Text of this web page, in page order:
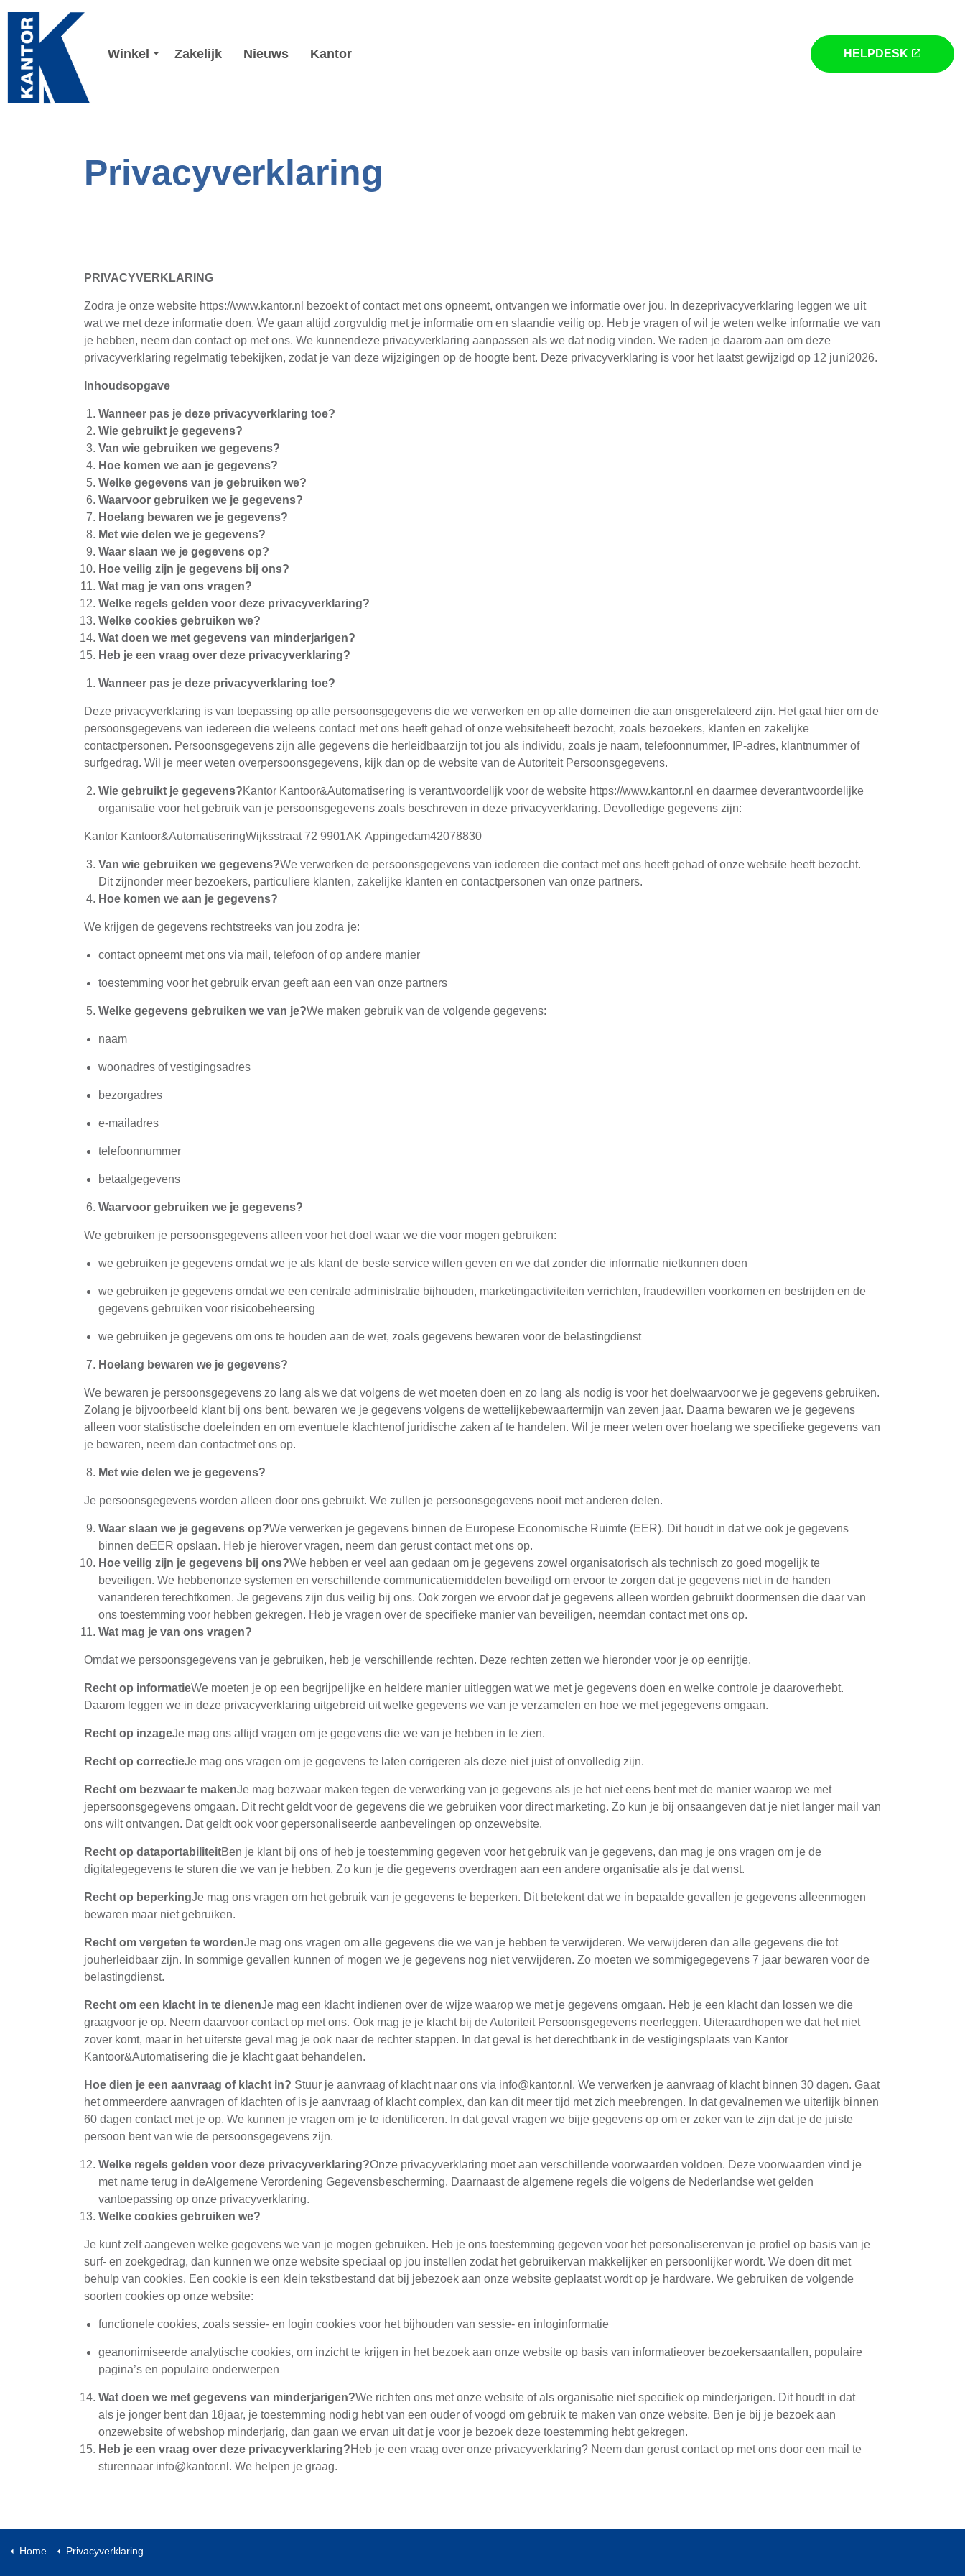
Winkel Zakelijk Nieuws Kantor HELPDESK
Privacyverklaring
PRIVACYVERKLARING
Zodra je onze website https://www.kantor.nl bezoekt of contact met ons opneemt, ontvangen we informatie over jou. In dezeprivacyverklaring leggen we uit
wat we met deze informatie doen. We gaan altijd zorgvuldig met je informatie om en slaandie veilig op. Heb je vragen of wil je weten welke informatie we van
je hebben, neem dan contact op met ons. We kunnendeze privacyverklaring aanpassen als we dat nodig vinden. We raden je daarom aan om deze
privacyverklaring regelmatig tebekijken, zodat je van deze wijzigingen op de hoogte bent. Deze privacyverklaring is voor het laatst gewijzigd op 12 juni2026.
Inhoudsopgave
Wanneer pas je deze privacyverklaring toe?
Wie gebruikt je gegevens?
Van wie gebruiken we gegevens?
Hoe komen we aan je gegevens?
Welke gegevens van je gebruiken we?
Waarvoor gebruiken we je gegevens?
Hoelang bewaren we je gegevens?
Met wie delen we je gegevens?
Waar slaan we je gegevens op?
Hoe veilig zijn je gegevens bij ons?
Wat mag je van ons vragen?
Welke regels gelden voor deze privacyverklaring?
Welke cookies gebruiken we?
Wat doen we met gegevens van minderjarigen?
Heb je een vraag over deze privacyverklaring?
Wanneer pas je deze privacyverklaring toe?
Deze privacyverklaring is van toepassing op alle persoonsgegevens die we verwerken en op alle domeinen die aan onsgerelateerd zijn. Het gaat hier om de
persoonsgegevens van iedereen die weleens contact met ons heeft gehad of onze websiteheeft bezocht, zoals bezoekers, klanten en zakelijke
contactpersonen. Persoonsgegevens zijn alle gegevens die herleidbaarzijn tot jou als individu, zoals je naam, telefoonnummer, IP-adres, klantnummer of
surfgedrag. Wil je meer weten overpersoonsgegevens, kijk dan op de website van de Autoriteit Persoonsgegevens.
Wie gebruikt je gegevens?Kantor Kantoor&Automatisering is verantwoordelijk voor de website https://www.kantor.nl en daarmee deverantwoordelijke
organisatie voor het gebruik van je persoonsgegevens zoals beschreven in deze privacyverklaring. Devolledige gegevens zijn:
Kantor Kantoor&AutomatiseringWijksstraat 72 9901AK Appingedam42078830
Van wie gebruiken we gegevens?We verwerken de persoonsgegevens van iedereen die contact met ons heeft gehad of onze website heeft bezocht.
Dit zijnonder meer bezoekers, particuliere klanten, zakelijke klanten en contactpersonen van onze partners.
Hoe komen we aan je gegevens?
We krijgen de gegevens rechtstreeks van jou zodra je:
contact opneemt met ons via mail, telefoon of op andere manier
toestemming voor het gebruik ervan geeft aan een van onze partners
Welke gegevens gebruiken we van je?We maken gebruik van de volgende gegevens:
naam
woonadres of vestigingsadres
bezorgadres
e-mailadres
telefoonnummer
betaalgegevens
Waarvoor gebruiken we je gegevens?
We gebruiken je persoonsgegevens alleen voor het doel waar we die voor mogen gebruiken:
we gebruiken je gegevens omdat we je als klant de beste service willen geven en we dat zonder die informatie nietkunnen doen
we gebruiken je gegevens omdat we een centrale administratie bijhouden, marketingactiviteiten verrichten, fraudewillen voorkomen en bestrijden en de
gegevens gebruiken voor risicobeheersing
we gebruiken je gegevens om ons te houden aan de wet, zoals gegevens bewaren voor de belastingdienst
Hoelang bewaren we je gegevens?
We bewaren je persoonsgegevens zo lang als we dat volgens de wet moeten doen en zo lang als nodig is voor het doelwaarvoor we je gegevens gebruiken.
Zolang je bijvoorbeeld klant bij ons bent, bewaren we je gegevens volgens de wettelijkebewaartermijn van zeven jaar. Daarna bewaren we je gegevens
alleen voor statistische doeleinden en om eventuele klachtenof juridische zaken af te handelen. Wil je meer weten over hoelang we specifieke gegevens van
je bewaren, neem dan contactmet ons op.
Met wie delen we je gegevens?
Je persoonsgegevens worden alleen door ons gebruikt. We zullen je persoonsgegevens nooit met anderen delen.
Waar slaan we je gegevens op?We verwerken je gegevens binnen de Europese Economische Ruimte (EER). Dit houdt in dat we ook je gegevens
binnen deEER opslaan. Heb je hierover vragen, neem dan gerust contact met ons op.
Hoe veilig zijn je gegevens bij ons?We hebben er veel aan gedaan om je gegevens zowel organisatorisch als technisch zo goed mogelijk te
beveiligen. We hebbenonze systemen en verschillende communicatiemiddelen beveiligd om ervoor te zorgen dat je gegevens niet in de handen
vananderen terechtkomen. Je gegevens zijn dus veilig bij ons. Ook zorgen we ervoor dat je gegevens alleen worden gebruikt doormensen die daar van
ons toestemming voor hebben gekregen. Heb je vragen over de specifieke manier van beveiligen, neemdan contact met ons op.
Wat mag je van ons vragen?
Omdat we persoonsgegevens van je gebruiken, heb je verschillende rechten. Deze rechten zetten we hieronder voor je op eenrijtje.
Recht op informatieWe moeten je op een begrijpelijke en heldere manier uitleggen wat we met je gegevens doen en welke controle je daaroverhebt.
Daarom leggen we in deze privacyverklaring uitgebreid uit welke gegevens we van je verzamelen en hoe we met jegegevens omgaan.
Recht op inzageJe mag ons altijd vragen om je gegevens die we van je hebben in te zien.
Recht op correctieJe mag ons vragen om je gegevens te laten corrigeren als deze niet juist of onvolledig zijn.
Recht om bezwaar te makenJe mag bezwaar maken tegen de verwerking van je gegevens als je het niet eens bent met de manier waarop we met
jepersoonsgegevens omgaan. Dit recht geldt voor de gegevens die we gebruiken voor direct marketing. Zo kun je bij onsaangeven dat je niet langer mail van
ons wilt ontvangen. Dat geldt ook voor gepersonaliseerde aanbevelingen op onzewebsite.
Recht op dataportabiliteitBen je klant bij ons of heb je toestemming gegeven voor het gebruik van je gegevens, dan mag je ons vragen om je de
digitalegegevens te sturen die we van je hebben. Zo kun je die gegevens overdragen aan een andere organisatie als je dat wenst.
Recht op beperkingJe mag ons vragen om het gebruik van je gegevens te beperken. Dit betekent dat we in bepaalde gevallen je gegevens alleenmogen
bewaren maar niet gebruiken.
Recht om vergeten te wordenJe mag ons vragen om alle gegevens die we van je hebben te verwijderen. We verwijderen dan alle gegevens die tot
jouherleidbaar zijn. In sommige gevallen kunnen of mogen we je gegevens nog niet verwijderen. Zo moeten we sommigegegevens 7 jaar bewaren voor de
belastingdienst.
Recht om een klacht in te dienenJe mag een klacht indienen over de wijze waarop we met je gegevens omgaan. Heb je een klacht dan lossen we die
graagvoor je op. Neem daarvoor contact op met ons. Ook mag je je klacht bij de Autoriteit Persoonsgegevens neerleggen. Uiteraardhopen we dat het niet
zover komt, maar in het uiterste geval mag je ook naar de rechter stappen. In dat geval is het derechtbank in de vestigingsplaats van Kantor
Kantoor&Automatisering die je klacht gaat behandelen.
Hoe dien je een aanvraag of klacht in? Stuur je aanvraag of klacht naar ons via info@kantor.nl. We verwerken je aanvraag of klacht binnen 30 dagen. Gaat
het ommeerdere aanvragen of klachten of is je aanvraag of klacht complex, dan kan dit meer tijd met zich meebrengen. In dat gevalnemen we uiterlijk binnen
60 dagen contact met je op. We kunnen je vragen om je te identificeren. In dat geval vragen we bijje gegevens op om er zeker van te zijn dat je de juiste
persoon bent van wie de persoonsgegevens zijn.
Welke regels gelden voor deze privacyverklaring?Onze privacyverklaring moet aan verschillende voorwaarden voldoen. Deze voorwaarden vind je
met name terug in deAlgemene Verordening Gegevensbescherming. Daarnaast de algemene regels die volgens de Nederlandse wet gelden
vantoepassing op onze privacyverklaring.
Welke cookies gebruiken we?
Je kunt zelf aangeven welke gegevens we van je mogen gebruiken. Heb je ons toestemming gegeven voor het personaliserenvan je profiel op basis van je
surf- en zoekgedrag, dan kunnen we onze website speciaal op jou instellen zodat het gebruikervan makkelijker en persoonlijker wordt. We doen dit met
behulp van cookies. Een cookie is een klein tekstbestand dat bij jebezoek aan onze website geplaatst wordt op je hardware. We gebruiken de volgende
soorten cookies op onze website:
functionele cookies, zoals sessie- en login cookies voor het bijhouden van sessie- en inloginformatie
geanonimiseerde analytische cookies, om inzicht te krijgen in het bezoek aan onze website op basis van informatieover bezoekersaantallen, populaire
pagina’s en populaire onderwerpen
Wat doen we met gegevens van minderjarigen?We richten ons met onze website of als organisatie niet specifiek op minderjarigen. Dit houdt in dat
als je jonger bent dan 18jaar, je toestemming nodig hebt van een ouder of voogd om gebruik te maken van onze website. Ben je bij je bezoek aan
onzewebsite of webshop minderjarig, dan gaan we ervan uit dat je voor je bezoek deze toestemming hebt gekregen.
Heb je een vraag over deze privacyverklaring?Heb je een vraag over onze privacyverklaring? Neem dan gerust contact op met ons door een mail te
sturennaar info@kantor.nl. We helpen je graag.
Home Privacyverklaring